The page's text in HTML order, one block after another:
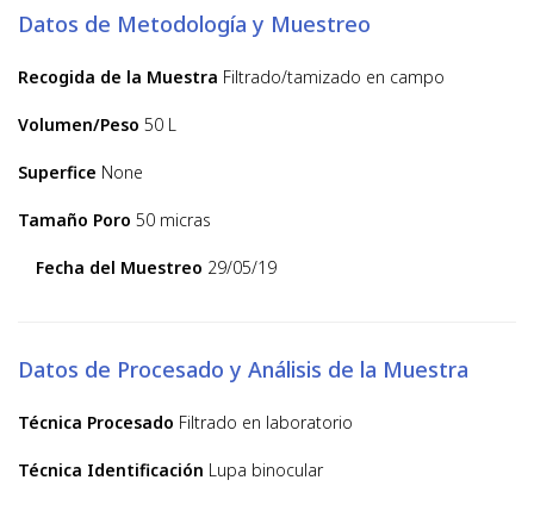
Datos de Metodología y Muestreo
Recogida de la Muestra Filtrado/tamizado en campo
Volumen/Peso 50 L
Superfice None
Tamaño Poro 50 micras
Fecha del Muestreo 29/05/19
Datos de Procesado y Análisis de la Muestra
Técnica Procesado Filtrado en laboratorio
Técnica Identificación Lupa binocular